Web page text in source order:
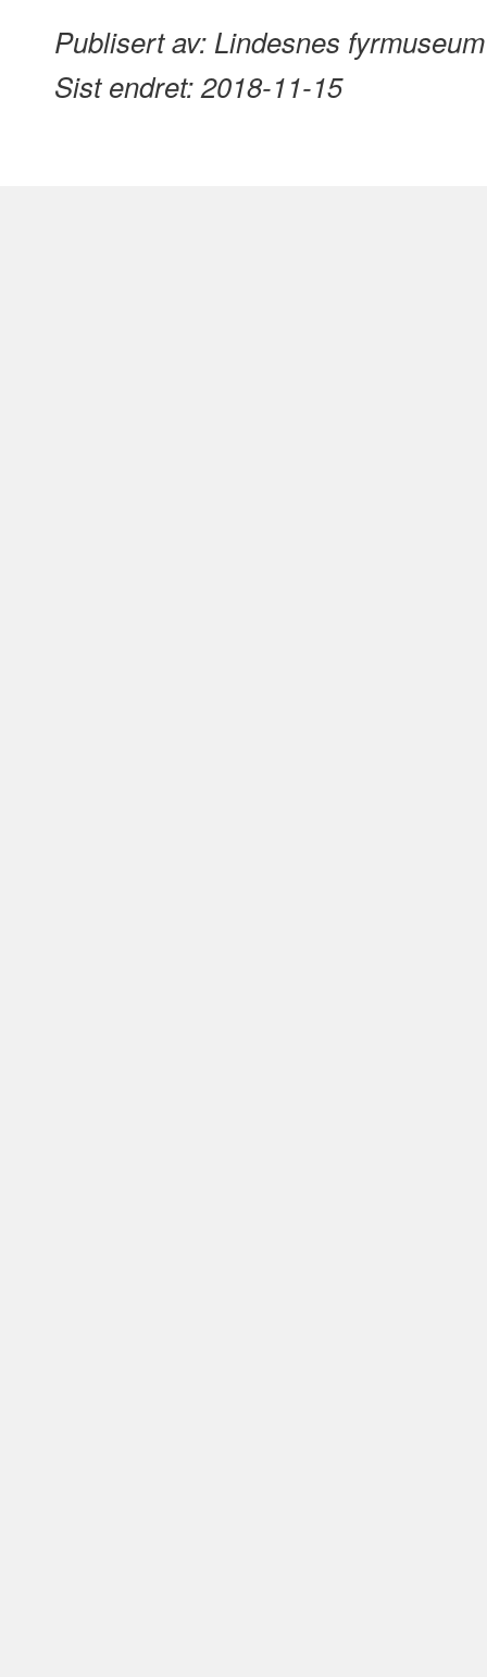
Publisert av: Lindesnes fyrmuseum
Sist endret:2018-11-15